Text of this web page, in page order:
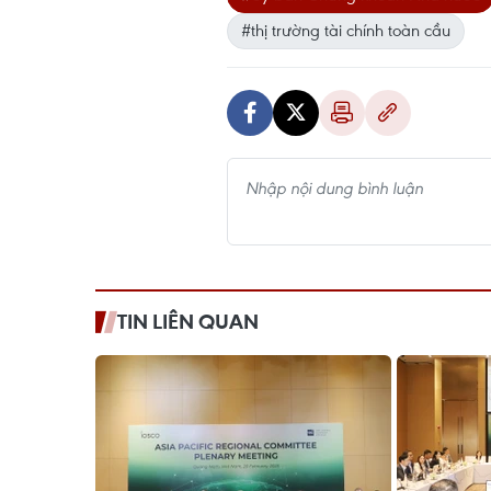
#thị trường tài chính toàn cầu
TIN LIÊN QUAN